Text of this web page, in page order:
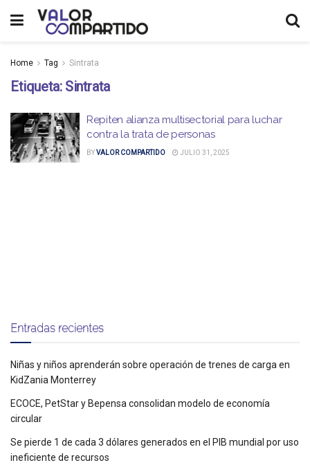
Home Tag Sintrata
Etiqueta: Sintrata
Repiten alianza multisectorial para luchar
contra la trata de personas
BYVALOR COMPARTIDO JULIO 31, 2025
Entradas recientes
Niñas y niños aprenderán sobre operación de trenes de carga en
KidZania Monterrey
ECOCE, PetStar y Bepensa consolidan modelo de economía
circular
Se pierde 1 de cada 3 dólares generados en el PIB mundial por uso
ineficiente de recursos